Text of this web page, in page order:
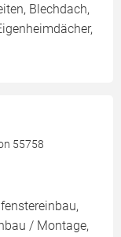
Blechdach,
55758
/ Montage,